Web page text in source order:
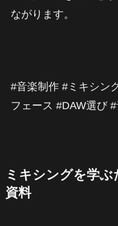
ながります。
#音楽制作 #ミキシン
フェース #DAW選び
ミキシングを学
資料